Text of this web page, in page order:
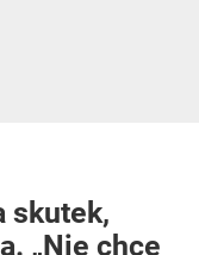
skutek,
„Nie chcę